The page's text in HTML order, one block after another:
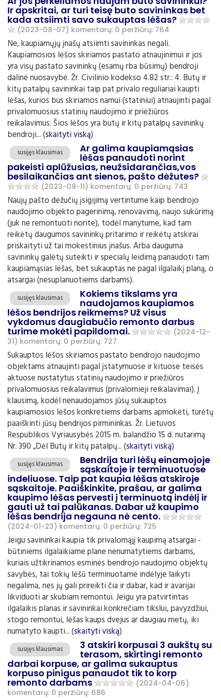
Ir apskritai, ar turi teisę buto savininkas bet
kada atsiimti savo sukauptas lėšas?
(2023-08-07) komentarų: 0 peržiūrų: 764
Ne, kaupiamųjų įnašų atsiimti savininkas negali.
Kaupiamosios lėšos skiriamos pastato atnaujinimui ir jos
yra visų pastato savininkų (esamų rba būsimų) bendroji
dalinė nuosavybė. Žr. Civilinio kodekso 4.82 str.: 4. Butų ir
kitų patalpų savininkai taip pat privalo reguliariai kaupti
lėšas, kurios bus skiriamos namui (statiniui) atnaujinti pagal
privalomuosius statinių naudojimo ir priežiūros
reikalavimus. Šios lėšos yra butų ir kitų patalpų savininkų
bendroji... (skaityti viską)
susijęs klausimas Ar galima kaupiamąsias
lėšas panaudoti norint
pakeisti aplūžusias, neužsidarančias,vos
besilaikančias ant sienos, pašto dėžutes?
(2023-09-11) komentarų: 0 peržiūrų: 743
Naujų pašto dėžučių įsigijimą vertintume kaip bendrojo
naudojimo objekto pagerinimą, renovavimą, naujo sukūrimą
(juk ne remontuoti norite), todėl manytume, kad tam
reikėtų daugumos savininkų pritarimo ir reikėtų atskirai
priskaityti už tai mokestinius įnašus. Arba dauguma
savininkų galėtų suteikti ir specialų leidimą panaudoti tam
kaupiamąsias lėšas, bet sukauptas ne pagal ilgalaikį planą, o
atsargai (nesuplanuotiems darbams).
susijęs klausimas Kokiems tikslams yra
naudojamos kaupiamos
lėšos bendrijos reikmems? Už visus
vykdomus daugiabučio remonto darbus
turime mokėti papildomai.
(2024-12-
31) komentarų: 0 peržiūrų: 727
Sukauptos lėšos skiriamos pastato bendrojo naudojimo
objektams atnaujinti pagal įstatymuose ir kituose teisės
aktuose nustatytus statinių naudojimo ir priežiūros
privalomuosius reikalavimus (privalomieji reikalavimai). Į
klausimą, kodėl nenaudojamos jūsų sukauptos
kaupiamosios lėšos konkretiems darbams apmokėti, turėtų
paaiškinti jūsų bendrijos pirmininkas. Žr. Lietuvos
Respublikos Vyriausybės 2015 m. balandžio 15 d. nutarimą
Nr. 390 „Dėl Butų ir kitų patalpų... (skaityti viską)
susijęs klausimas Bendrija turi lėšų einamojoje
sąskaitoje ir terminuotuose
indeliuose. Taip pat kaupia lėšas atskiroje
sąskaitoje. Paaiškinkite, prašau, ar galima
kaupimo lėšas pervesti į terminuotą indėlį ir
gauti už tai palūkanas. Dabar už kaupimo
lėšas bendrija negauna nė cento.
(2024-01-23) komentarų: 0 peržiūrų: 725
Jeigu savininkai kaupia tik privalomąjį kaupimą atsargai -
būtiniems ilgalaikiame plane nenumatytiems darbams,
kuriais užtikrinamos esminės bendrojo naudojimo objektų
savybės, tai tokių lėšū terminuotame indėlyje laikyti
negalima, nes jų gali prireikti čia ir dabar, kad ir avarijai
likviduoti ar skubiam remontui. Jeigu yra patvirtintas
ilgalaikis planas ir savininkai konkrečiam tikslui, pavyzdžiui,
stogo remontui, lėšas kaups dvejus ar daugiau metų, iki
numatyto kaupti... (skaityti viską)
susijęs klausimas 3 atskiri korpusai 3 aukštų su
terasom, skirtingi remonto
darbai korpuse, ar galima sukauptus
korpuso pinigus panaudot tik to korp
remonto darbams
(2024-04-06)
komentarų: 0 peržiūrų: 686